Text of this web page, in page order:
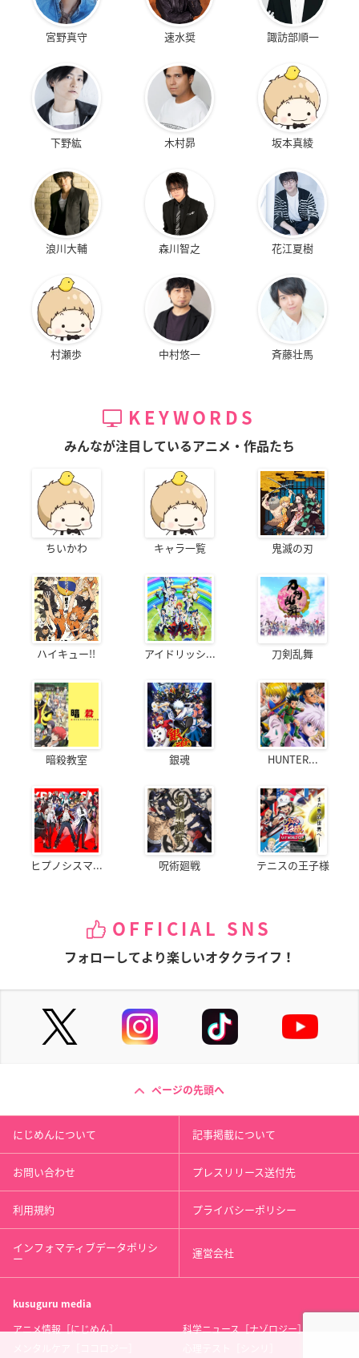
宮野真守 速水奨 諏訪部順一
下野紘 木村昴 坂本真綾
浪川大輔 森川智之 花江夏樹
村瀬歩 中村悠一 斉藤壮馬
KEYWORDS
みんなが注目しているアニメ・作品たち
ちいかわ キャラ一覧 鬼滅の刃
ハイキュー!! アイドリッシ... 刀剣乱舞
暗殺教室 銀魂 HUNTER...
ヒプノシスマ... 呪術廻戦 テニスの王子様
OFFICIAL SNS
フォローしてより楽しいオタクライフ！
ページの先頭へ
にじめんについて 記事掲載について
お問い合わせ プレスリリース送付先
利用規約 プライバシーポリシー
インフォマティブデータポリシ
ー 運営会社
kusuguru media
アニメ情報［にじめん］
科学ニュース［ナゾロジー］